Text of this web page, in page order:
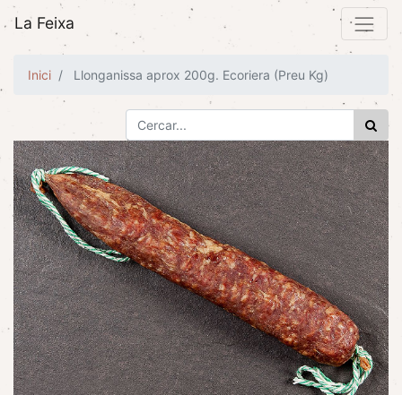
La Feixa
Inici Llonganissa aprox 200g. Ecoriera (Preu Kg)